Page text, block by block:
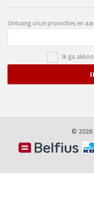
Ontvang onze promoties en
Ik ga
© 2026